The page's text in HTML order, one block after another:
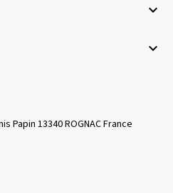


Papin 13340 ROGNAC France